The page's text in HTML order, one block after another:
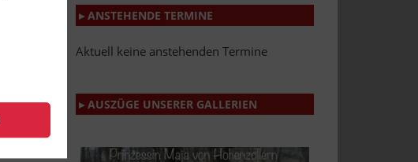
▸ ANSTEHENDE TERMINE
Aktuell keine anstehenden Termine
▸ AUSZÜGE UNSERER GALLERIEN